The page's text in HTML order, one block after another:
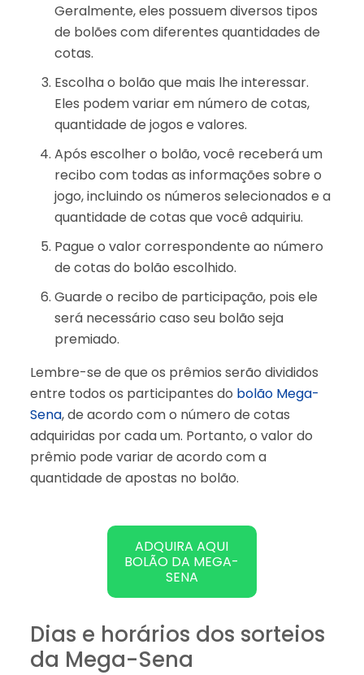
Geralmente, eles possuem diversos tipos
de bolões com diferentes quantidades de
cotas.
Escolha o bolão que mais lhe interessar.
Eles podem variar em número de cotas,
quantidade de jogos e valores.
Após escolher o bolão, você receberá um
recibo com todas as informações sobre o
jogo, incluindo os números selecionados e a
quantidade de cotas que você adquiriu.
Pague o valor correspondente ao número
de cotas do bolão escolhido.
Guarde o recibo de participação, pois ele
será necessário caso seu bolão seja
premiado.
Lembre-se de que os prêmios serão divididos
entre todos os participantes do bolão Mega-
Sena, de acordo com o número de cotas
adquiridas por cada um. Portanto, o valor do
prêmio pode variar de acordo com a
quantidade de apostas no bolão.
ADQUIRA AQUI
BOLÃO DA MEGA-
SENA
Dias e horários dos sorteios
da Mega-Sena